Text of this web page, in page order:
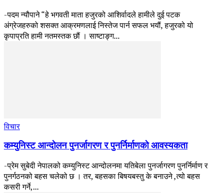
-पदम न्यौपाने “हे भगवती माता हजुरको आशिर्वादले हामीले दुई पटक
अंग्रेजहरुको शसक्त आक्रमणलाई निस्तेज पार्न सफल भयौं, हजुरको यो
कृपाप्रति हामी नतमस्तक छौं । साष्टाङ्ग...
विचार
कम्युनिस्ट आन्दोलन पुनर्जागरण र पुनर्निर्माणको आवस्यकता
-प्रेम सुबेदी नेपालको कम्युनिस्ट आन्दोलनमा यतिबेला पुनर्जागरण पुनर्निर्माण र
पुनर्गठनको बहस चलेको छ । तर, बहसका बिषयबस्तु के बनाउने ,त्यो बहस
कसरी गर्ने,...